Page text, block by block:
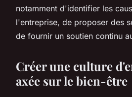
notamment d'identifier les
l'entreprise, de proposer des
de fournir un soutien continu
Créer une culture
axée sur le bien-être